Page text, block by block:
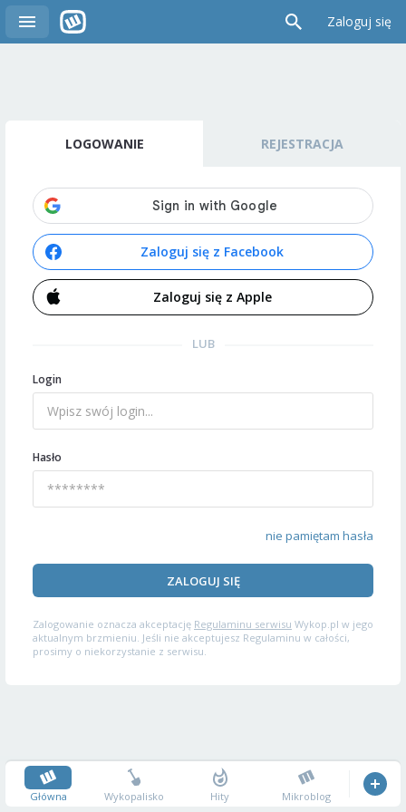
Zaloguj się
LOGOWANIE REJESTRACJA
Zaloguj się z Facebook
Zaloguj się z Apple
LUB
Login
Hasło
nie pamiętam hasła
ZALOGUJ SIĘ
Zalogowanie oznacza akceptację Regulaminu serwisu Wykop.pl w jego
aktualnym brzmieniu. Jeśli nie akceptujesz Regulaminu w całości,
prosimy o niekorzystanie z serwisu.
Główna Wykopalisko Hity Mikroblog